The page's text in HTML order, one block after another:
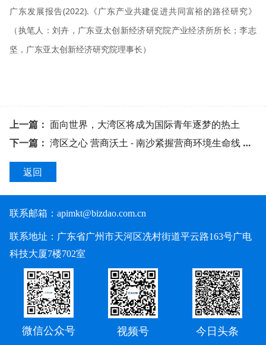
广东发展报告(2022).《广东产业共建促进共同富裕的路径研究》
（执笔人：刘卉，广东亚太创新经济研究院产业经济所所长；李志
坚，广东亚太创新经济研究院理事长）
上一篇： 面向世界，大湾区将成为国际青年逐梦的热土
下一篇： 湾区之心 营商沃土 - 南沙紧握营商环境生命线 政企同心筑牢高质量发展
返回
联系邮箱： apimkt@bizdao.com.cn
联系地址：广东省广州市天河区冼村街道平云路163号广电
科技大厦7楼702室
微信公众号 视频号 今日头条